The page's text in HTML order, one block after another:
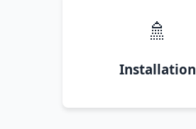
🚿
Installation